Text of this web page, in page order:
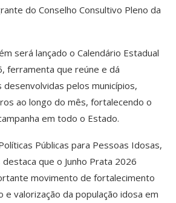
do Conselho Consultivo Pleno da
será lançado o Calendário Estadual
ferramenta que reúne e dá
desenvolvidas pelos municípios,
ao longo do mês, fortalecendo o
em todo o Estado.
Públicas para Pessoas Idosas,
que o Junho Prata 2026
movimento de fortalecimento
valorização da população idosa em